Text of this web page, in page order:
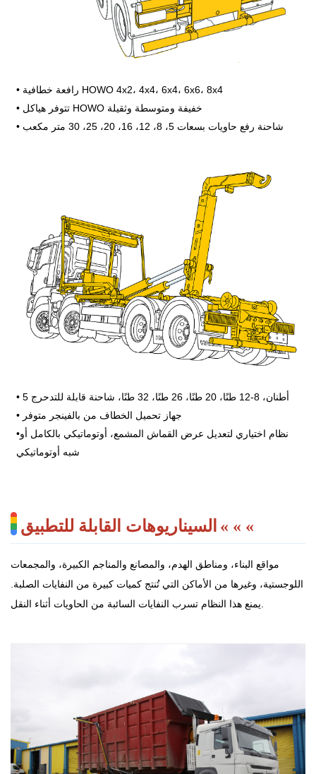
• رافعة خطافية HOWO 4x2، 4x4، 6x4، 6x6، 8x4
• تتوفر هياكل HOWO خفيفة ومتوسطة وثقيلة
• شاحنة رفع حاويات بسعات 5، 8، 12، 16، 20، 25، 30 متر مكعب
• 5 أطنان، 8-12 طنًا، 20 طنًا، 26 طنًا، 32 طنًا، شاحنة قابلة للتدحرج
• جهاز تحميل الخطاف من بالفينجر متوفر
•نظام اختياري لتعديل عرض القماش المشمع، أوتوماتيكي بالكامل أو
شبه أوتوماتيكي
السيناريوهات القابلة للتطبيق « « «
مواقع البناء، ومناطق الهدم، والمصانع والمناجم الكبيرة، والمجمعات
اللوجستية، وغيرها من الأماكن التي تُنتج كميات كبيرة من النفايات الصلبة.